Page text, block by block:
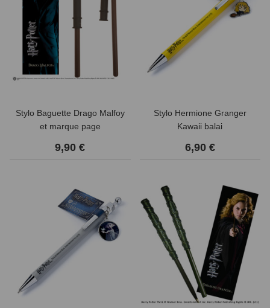
Stylo Baguette Drago Malfoy
et marque page
9,90 €
Stylo Hermione Granger
Kawaii balai
6,90 €